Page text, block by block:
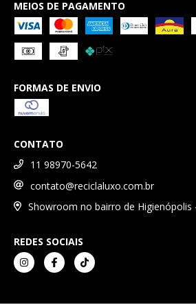
MEIOS DE PAGAMENTO
FORMAS DE ENVIO
CONTATO
11 98970-5642
contato@reciclaluxo.com.br
Showroom no bairro de Higienópolis
REDES SOCIAIS